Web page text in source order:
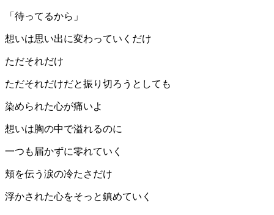
「待ってるから」
想いは思い出に変わっていくだけ
ただそれだけ
ただそれだけだと振り切ろうとしても
染められた心が痛いよ
想いは胸の中で溢れるのに
一つも届かずに零れていく
頬を伝う涙の冷たさだけ
浮かされた心をそっと鎮めていく